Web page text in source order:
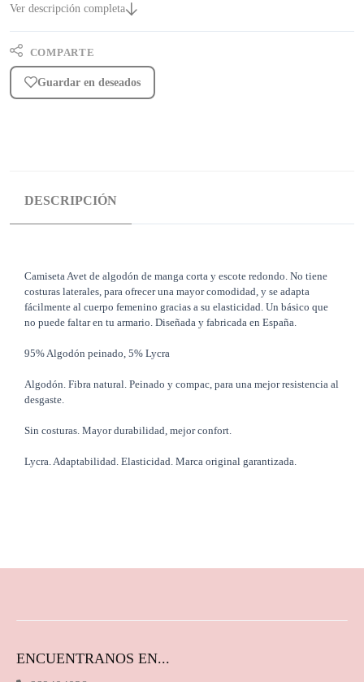
Ver descripción completa
COMPARTE
Guardar en deseados
DESCRIPCIÓN
Camiseta Avet de algodón de manga corta y escote redondo. No tiene
costuras laterales, para ofrecer una mayor comodidad, y se adapta
fácilmente al cuerpo femenino gracias a su elasticidad. Un básico que
no puede faltar en tu armario. Diseñada y fabricada en España.
95% Algodón peinado, 5% Lycra
Algodón. Fibra natural. Peinado y compac, para una mejor resistencia al
desgaste.
Sin costuras. Mayor durabilidad, mejor confort.
Lycra. Adaptabilidad. Elasticidad. Marca original garantizada.
ENCUENTRANOS EN...